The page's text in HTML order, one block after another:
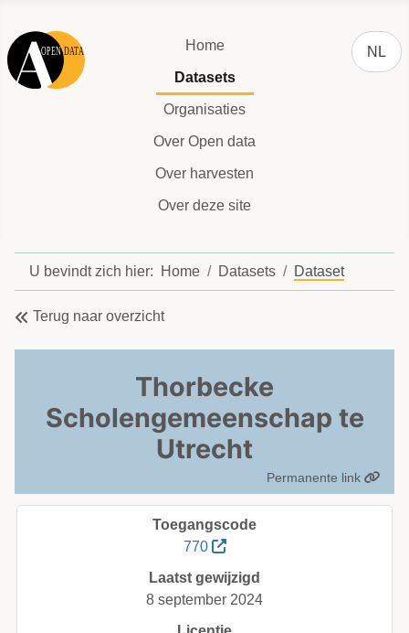
Home
Datasets
Organisaties
Over Open data
Over harvesten
Over deze site
NL
U bevindt zich hier: Home Datasets Dataset
Terug naar overzicht
Thorbecke
Scholengemeenschap te
Utrecht
Permanente link
Toegangscode
770
Laatst gewijzigd
8 september 2024